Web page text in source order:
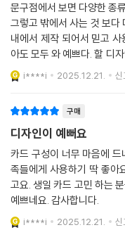
문구점에서 보면 다양한 종
그렇고 밖에서 사는 것 보다
내에서 제작 되어서 믿고
아도 모두 와 예쁘다. 할 디
i****i 2025.12.21. 신
구매
디자인이 예뻐요
카드 구성이 너무 마음에
족들에게 사용하기 딱 좋아
고요. 생일 카드 고민 하는
예쁘네요. 감사합니다.
i****i 2025.12.21. 신